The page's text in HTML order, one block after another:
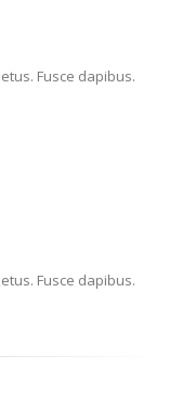
Fusce dapibus.
Fusce dapibus.